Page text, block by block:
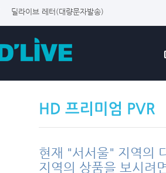
딜라이브 레터(대량문자발송)
현재 "서서울" 지역의
지역의 상품을 보시려